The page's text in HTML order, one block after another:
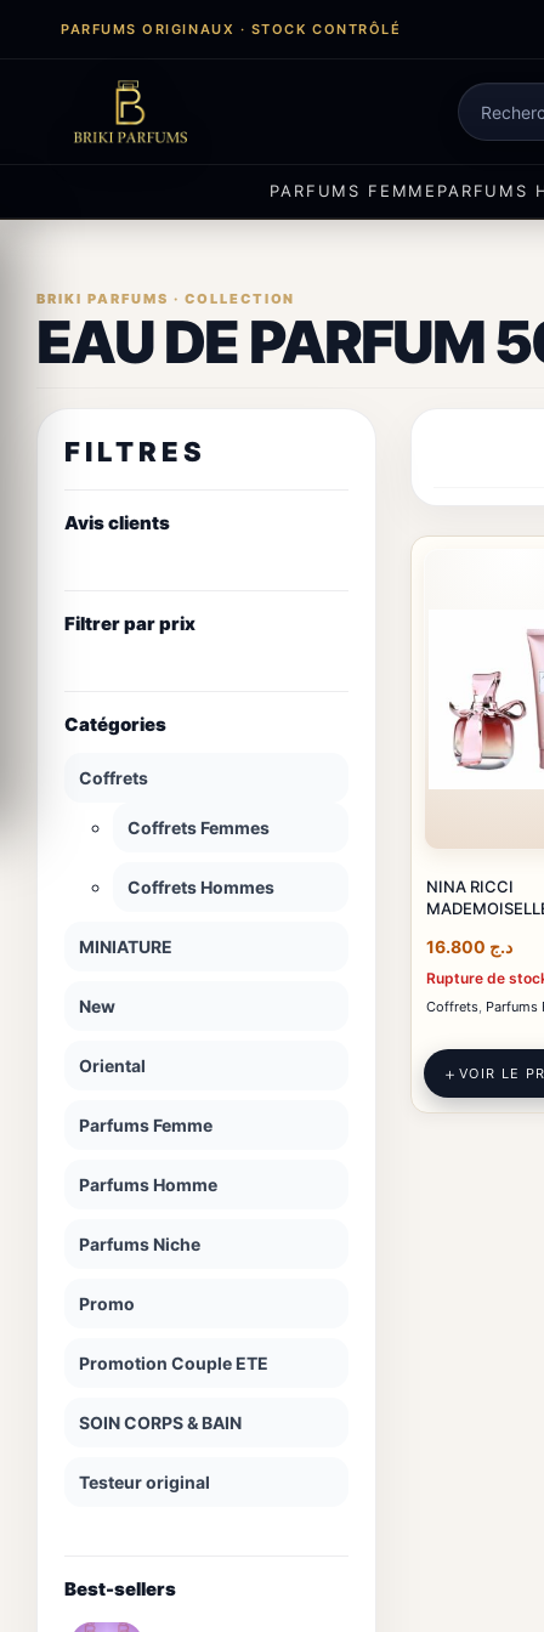
PARFUMS ORIGINAUX · STOCK CONTRÔLÉ
Recherche
de
produits
PARFUMS FEMME PARFUMS
EAU DE PARFUM
FILTRES
Avis clients
Filtrer par prix
Catégories
Coffrets
Coffrets Femmes
Coffrets Hommes
MINIATURE
New
Oriental
Parfums Femme
Parfums Homme
Parfums Niche
Promo
Promotion Couple ETE
SOIN CORPS & BAIN
Testeur original
Best-sellers
NINA RICCI
د.ج
Rupture de
Coffrets, Parfums
VOIR LE